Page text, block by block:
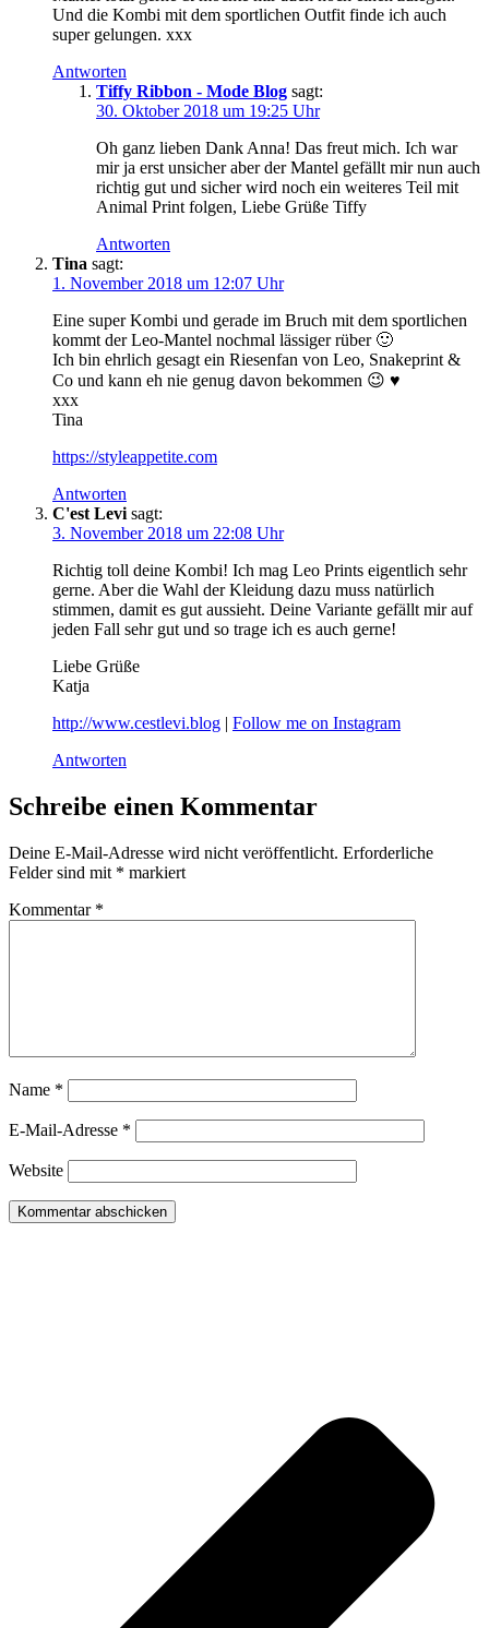
Und die Kombi mit dem sportlichen Outfit finde ich auch
super gelungen. xxx
Antworten
Tiffy Ribbon - Mode Blog sagt:
30. Oktober 2018 um 19:25 Uhr
Oh ganz lieben Dank Anna! Das freut mich. Ich war
mir ja erst unsicher aber der Mantel gefällt mir nun auch
richtig gut und sicher wird noch ein weiteres Teil mit
Animal Print folgen, Liebe Grüße Tiffy
Antworten
Tina sagt:
1. November 2018 um 12:07 Uhr
Eine super Kombi und gerade im Bruch mit dem sportlichen
kommt der Leo-Mantel nochmal lässiger rüber 🙂
Ich bin ehrlich gesagt ein Riesenfan von Leo, Snakeprint &
Co und kann eh nie genug davon bekommen 😉 ♥
xxx
Tina
https://styleappetite.com
Antworten
C'est Levi sagt:
3. November 2018 um 22:08 Uhr
Richtig toll deine Kombi! Ich mag Leo Prints eigentlich sehr
gerne. Aber die Wahl der Kleidung dazu muss natürlich
stimmen, damit es gut aussieht. Deine Variante gefällt mir auf
jeden Fall sehr gut und so trage ich es auch gerne!
Liebe Grüße
Katja
http://www.cestlevi.blog | Follow me on Instagram
Antworten
Schreibe einen Kommentar
Deine E-Mail-Adresse wird nicht veröffentlicht. Erforderliche
Felder sind mit * markiert
Kommentar *
Name *
E-Mail-Adresse *
Website